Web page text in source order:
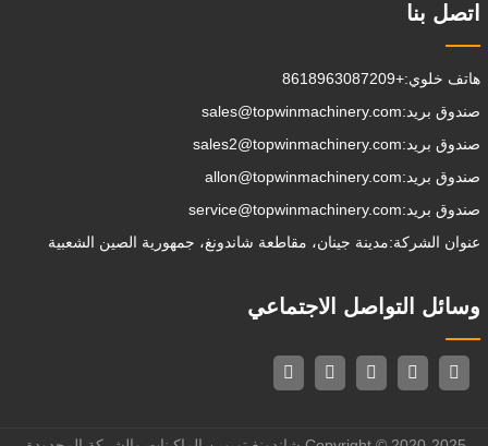
اتصل بنا
هاتف خلوي:+8618963087209
صندوق بريد:sales@topwinmachinery.com
صندوق بريد:sales2@topwinmachinery.com
صندوق بريد:allon@topwinmachinery.com
صندوق بريد:service@topwinmachinery.com
عنوان الشركة:مدينة جينان، مقاطعة شاندونغ، جمهورية الصين الشعبية
وسائل التواصل الاجتماعي